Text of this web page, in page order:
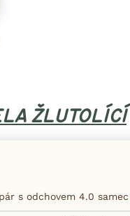
ŽLUTOLÍCÍ
s odchovem 4.0